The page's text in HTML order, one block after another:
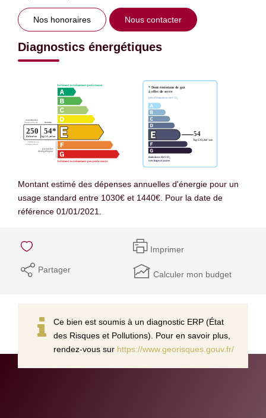
Nos honoraires Nous contacter
Diagnostics énergétiques
Montant estimé des dépenses annuelles d'énergie pour un
usage standard entre 1030€ et 1440€. Pour la date de
référence 01/01/2021.
Imprimer
Partager Calculer mon budget
Ce bien est soumis à un diagnostic ERP (État
des Risques et Pollutions). Pour en savoir plus,
rendez-vous sur https://www.georisques.gouv.fr/